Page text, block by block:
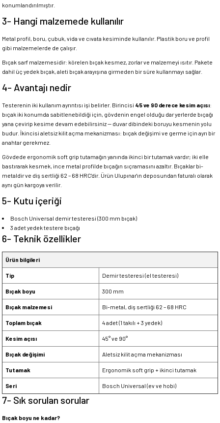
konumlandırılmıştır.
3- Hangi malzemede kullanılır
Metal profil, boru, çubuk, vida ve cıvata kesiminde kullanılır. Plastik boru ve profil
gibi malzemelerde de çalışır.
Bıçak sarf malzemesidir: körelen bıçak kesmez, zorlar ve malzemeyi ısıtır. Pakete
dahil üç yedek bıçak, aleti bıçak arayışına girmeden bir süre kullanmayı sağlar.
4- Avantajı nedir
Testerenin iki kullanım ayrıntısı işi belirler. Birincisi 45 ve 90 derece kesim açısı:
bıçak iki konumda sabitlenebildiği için, gövdenin engel olduğu dar yerlerde bıçağı
yana çevirip kesime devam edebilirsiniz — duvar dibindeki boruyu kesmenin yolu
budur. İkincisi aletsiz kilit açma mekanizması: bıçak değişimi ve germe için ayrı bir
anahtar gerekmez.
Gövdede ergonomik soft grip tutamağın yanında ikinci bir tutamak vardır; iki elle
bastırarak kesmek, ince metal profilde bıçağın sıçramasını azaltır. Bıçaklar bi-
metaldir ve diş sertliği 62 – 68 HRC'dir. Ürün Ulupınar'ın deposundan faturalı olarak
aynı gün kargoya verilir.
5- Kutu içeriği
Bosch Universal demir testeresi (300 mm bıçak)
3 adet yedek testere bıçağı
6- Teknik özellikler
Ürün bilgileri
Tip Demir testeresi (el testeresi)
Bıçak boyu 300 mm
Bıçak malzemesi Bi-metal, diş sertliği 62 – 68 HRC
Toplam bıçak 4 adet (1 takılı + 3 yedek)
Kesim açısı 45° ve 90°
Bıçak değişimi Aletsiz kilit açma mekanizması
Tutamak Ergonomik soft grip + ikinci tutamak
Seri Bosch Universal (ev ve hobi)
7- Sık sorulan sorular
Bıçak boyu ne kadar?